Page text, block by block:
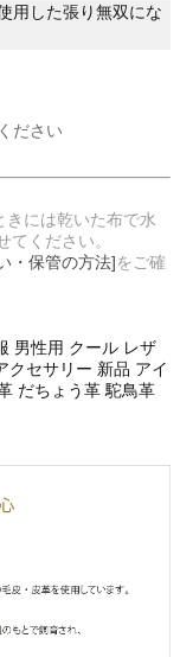
用した張り無双にな
ださい
には乾いた布で水
ください。
・保管の方法]をご確
男性用 クール レザ
クセサリー 新品 アイ
だちょう革 駝鳥革